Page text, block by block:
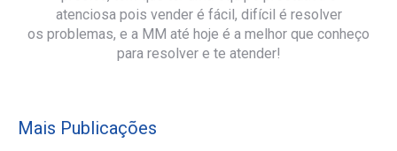
atenciosa pois vender é fácil, difícil é resolver
os problemas, e a MM até hoje é a melhor que conheço
para resolver e te atender!
Mais Publicações